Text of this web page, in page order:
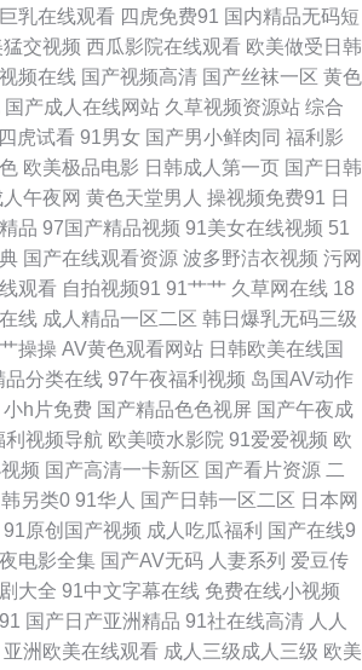
草美女视频 午夜第一av社区 超碰在线人人AV 97
洲伊人大香蕉 日本韩国成人 国产成人www 韩国av
机无码 久久伊人国产 91网页直接看 阿v网站 黑丝
去也官网 91干逼视频 成人国产黄在线看 91超碰
啪 五月天亚州色图 青青草视频网 三级片自慰 97人
女91乱搞网站 欧美专区第一页 欧美三区视频 91视
恩静 91爱爱在线影院 五月丁香网站导航 美女性福
院 91大神3p 超碰超频人人色 国产av自拍资源 国内
女91乱搞网站 精品不卡网 日韩A1电影 97色色网
操 91国模在线 91精品86 欧洲成人性爱AV 超碰天
av 欧美性一区 韩国AA毛片 国产一二三四 97青娱
乳在线观看 四虎免费91 国内精品无码短
猛交视频 西瓜影院在线观看 欧美做受日韩
频在线 国产视频高清 国产丝袜一区 黄色
国产成人在线网站 久草视频资源站 综合
四虎试看 91男女 国产男小鲜肉同 福利影
欧美极品电影 日韩成人第一页 国产日韩
人午夜网 黄色天堂男人 操视频免费91 日
品 97国产精品视频 91美女在线视频 51
国产在线观看资源 波多野洁衣视频 污网
观看 自拍视频91 91艹艹 久草网在线 18
线 成人精品一区二区 韩日爆乳无码三级
操操 AV黄色观看网站 日韩欧美在线国
品分类在线 97午夜福利视频 岛国AV动作
小h片免费 国产精品色色视屏 国产午夜成
利视频导航 欧美喷水影院 91爱爱视频 欧
频 国产高清一卡新区 国产看片资源 二
另类0 91华人 国产日韩一区二区 日本网
91原创国产视频 成人吃瓜福利 国产在线9
电影全集 国产AV无码 人妻系列 爱豆传
大全 91中文字幕在线 免费在线小视频
国产日产亚洲精品 91社在线高清 人人
亚洲欧美在线观看 成人三级成人三级 欧美